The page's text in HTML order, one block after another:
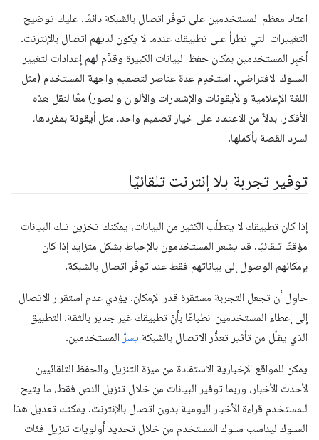
اعتاد معظم المستخدمين على توفّر اتصال بالشبكة دائمًا. عليك توضيح
التغييرات التي تطرأ على تطبيقك عندما لا يكون لديهم اتصال بالإنترنت.
أخبِر المستخدمين بمكان حفظ البيانات الكبيرة وقدِّم لهم إعدادات لتغيير
السلوك الافتراضي. استخدِم عدة عناصر لتصميم واجهة المستخدم (مثل
اللغة الإعلامية والأيقونات والإشعارات والألوان والصور) معًا لنقل هذه
الأفكار، بدلاً من الاعتماد على خيار تصميم واحد، مثل أيقونة بمفردها،
لسرد القصة بأكملها.
توفير تجربة بلا إنترنت تلقائيًا
إذا كان تطبيقك لا يتطلّب الكثير من البيانات، يمكنك تخزين تلك البيانات
مؤقتًا تلقائيًا. قد يشعر المستخدمون بالإحباط بشكل متزايد إذا كان
بإمكانهم الوصول إلى بياناتهم فقط عند توفّر اتصال بالشبكة.
حاوِل أن تجعل التجربة مستقرة قدر الإمكان. يؤدي عدم استقرار الاتصال
إلى إعطاء المستخدمين انطباعًا بأنّ تطبيقك غير جدير بالثقة. التطبيق
الذي يقلّل من تأثير تعذُّر الاتصال بالشبكة يسرّ المستخدمين.
يمكن للمواقع الإخبارية الاستفادة من ميزة التنزيل والحفظ التلقائيين
لأحدث الأخبار، وربما توفير البيانات من خلال تنزيل النص فقط، ما يتيح
للمستخدم قراءة الأخبار اليومية بدون اتصال بالإنترنت. يمكنك تعديل هذا
السلوك ليناسب سلوك المستخدم من خلال تحديد أولويات تنزيل فئات